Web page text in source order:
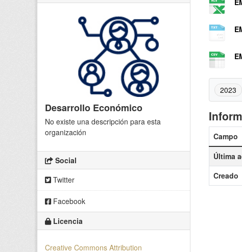
Desarrollo Económico
No existe una descripción para esta
organización
Social
Twitter
Facebook
Licencia
Creative Commons Attribution
2023
Campo
Última
Creado